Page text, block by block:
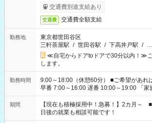
交通費別途支給あり
交通費 交通費全額支給
勤務地
東京都世田谷区
三軒茶屋駅 / 世田谷駅 / 下高井戸駅 / …
≪自宅からドアtoドアで30分以内！≫
します。
勤務時間
9:00～18:00（休憩60分） ■ご希望があれば下記シフトもOK！
早番 7:00～16:00 遅番 10:00～19:00 「家族と休みを合わせた
い」 「余裕を持って夕飯の準備がしたい
たくない」 など、ご希望を教えてくださいね。 ※Wワ
の方へ 今ご覧のお仕事で希望する勤務時
の勤務時間。 合計で週40時間を超える場
期間
【現在も積極採用中！急募！】2カ月～
日後の就業も相談可能です！